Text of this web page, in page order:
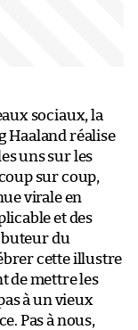
sociaux, la
Haaland réalise
uns sur les
sur coup,
virale en
et des
du
cette illustre
de mettre les
à un vieux
Pas à nous,